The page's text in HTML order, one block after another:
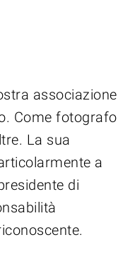
associazione
Come fotografo
La sua
a
di